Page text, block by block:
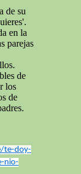
de su
en la
parejas
de
los
de
te-doy-
nio-